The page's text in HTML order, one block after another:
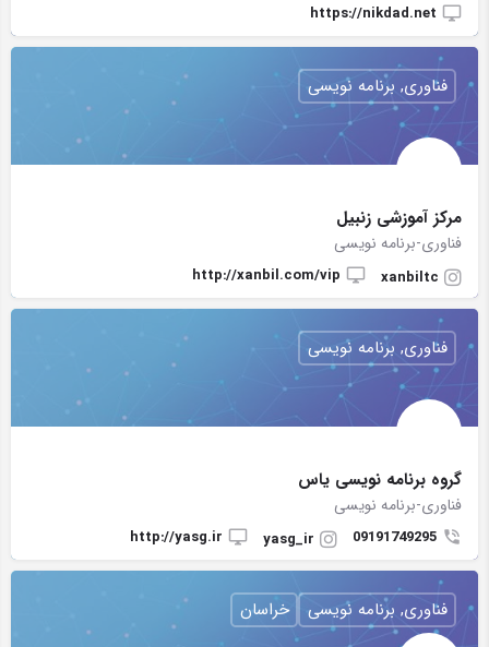
https://nikdad.net
مرکز آموزشی زنبیل
فناوری-برنامه نویسی
xanbiltc
http://xanbil.com/vip
فناوری, برنامه نویسی
گروه برنامه نویسی یاس
فناوری-برنامه نویسی
09191749295
yasg_ir
http://yasg.ir
فناوری, برنامه نویسی
فناوری, برنامه نویسی خراسان